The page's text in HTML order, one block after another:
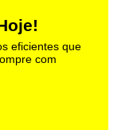
eficientes que
com